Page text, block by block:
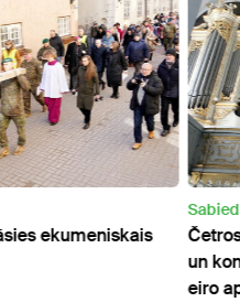
veiks restaurācijas
viena miljona
"Tas